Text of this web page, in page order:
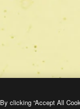
By clicking “Accept All